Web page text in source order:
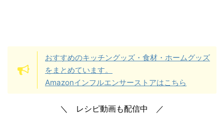
おすすめのキッチングッズ・食材・ホームグッズ
をまとめています。
Amazonインフルエンサーストアはこちら
＼ レシピ動画も配信中 ／